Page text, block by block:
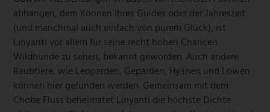
abhängen, dem Können Ihres Guides oder der Jahreszeit
(und manchmal auch einfach von purem Glück), ist
Linyanti vor allem für seine recht hohen Chancen
Wildhunde zu sehen, bekannt geworden. Auch andere
Raubtiere, wie Leoparden, Geparden, Hyänen und Löwen
können hier gefunden werden. Gemeinsam mit dem
Chobe Fluss beheimatet Linyanti die hӧchste Dichte